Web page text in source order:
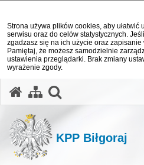
Strona używa plików cookies, aby ułatwić
serwisu oraz do celów statystycznych.
zgadzasz się na ich użycie oraz
Pamiętaj, że możesz samodzielnie
ustawienia przeglądarki. Brak zmiany
wyrażenie zgody.
KPP Biłgoraj